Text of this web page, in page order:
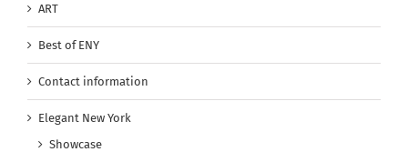
ART
Best of ENY
Contact information
Elegant New York
Showcase